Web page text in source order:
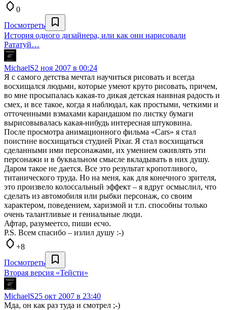
0
Посмотреть
История одного дизайнера, или как они нарисовали
Рататуй…
MichaelS2 ноя 2007 в 00:24
Я с самого детства мечтал научиться рисовать и всегда
восхищался людьми, которые умеют круто рисовать, причем,
во мне просыпалась какая-то дикая детская наивная радость и
смех, и все такое, когда я наблюдал, как простыми, четкими и
отточенными взмахами карандашом по листку бумаги
вырисовывалась какая-нибудь интересная штуковина.
После просмотра анимационного фильма «Cars» я стал
поистине восхищаться студией Pixar. Я стал восхищаться
сделанными ими персонажами, их умением оживлять эти
персонажи и в буквальном смысле вкладывать в них душу.
Даром такое не дается. Все это результат кропотливого,
титанического труда. Но на меня, как для конечного зрителя,
это произвело колоссальный эффект – я вдруг осмыслил, что
сделать из автомобиля или рыбки персонаж, со своим
характером, поведением, харизмой и т.п. способны только
очень талантливые и гениальные люди.
Афтар, разумеетсо, пиши есчо.
P.S. Всем спасибо – излил душу :-)
+8
Посмотреть
Вторая версия «Тейсти»
MichaelS25 окт 2007 в 23:40
Мда, он как раз туда и смотрел ;-)